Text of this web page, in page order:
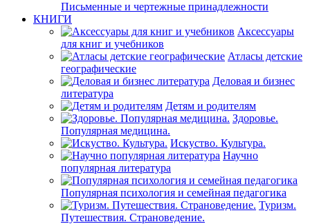
Письменные и чертежные принадлежности
КНИГИ
Аксессуары
для книг и учебников
Атласы детские
географические
Деловая и бизнес
литература
Детям и родителям
Здоровье.
Популярная медицина.
Искуство. Культура.
Научно
популярная литература
Популярная психология и семейная педагогика
Туризм.
Путешествия. Страноведение.